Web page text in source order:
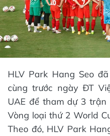
HLV Park Hang Seo
cùng trước ngày ĐT
UAE để tham dự 3
Vòng loại thứ 2 World
Theo đó, HLV Park